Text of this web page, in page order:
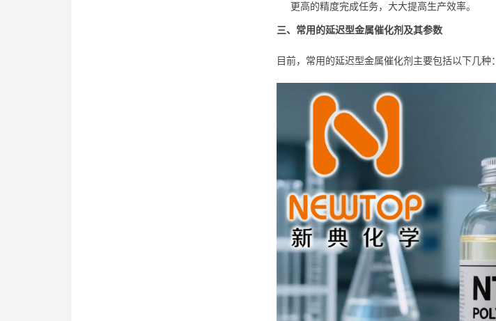
更高的精度完成任务，大大提高生产效率。
三、常用的延迟型金属催化剂及其参数
目前，常用的延迟型金属催化剂主要包括以下几种：